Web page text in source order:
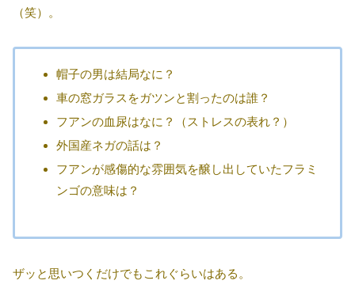
（笑）。
帽子の男は結局なに？
車の窓ガラスをガツンと割ったのは誰？
フアンの血尿はなに？（ストレスの表れ？）
外国産ネガの話は？
フアンが感傷的な雰囲気を醸し出していたフラミ
ンゴの意味は？
ザッと思いつくだけでもこれぐらいはある。